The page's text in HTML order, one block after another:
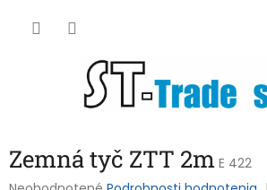
Zemná tyč ZTT 2m E 422